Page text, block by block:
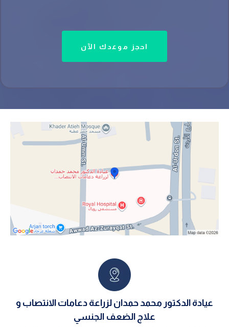
احجز موعدك الآن
عيادة الدكتور محمد حمدان لزراعة دعامات الانتصاب و
علاج الضعف الجنسي